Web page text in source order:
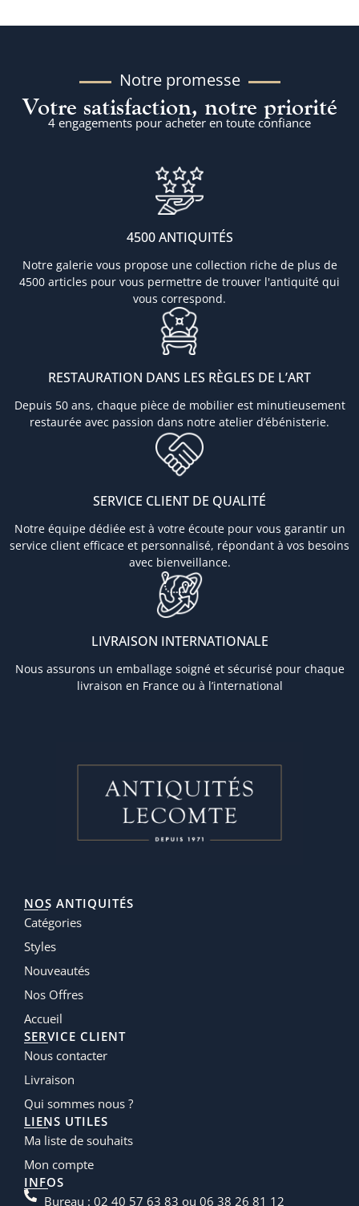
Notre promesse
Votre satisfaction, notre priorité
4 engagements pour acheter en toute confiance
4500 ANTIQUITÉS
Notre galerie vous propose une collection riche de plus de
4500 articles pour vous permettre de trouver l'antiquité qui
vous correspond.
RESTAURATION DANS LES RÈGLES DE L’ART
Depuis 50 ans, chaque pièce de mobilier est minutieusement
restaurée avec passion dans notre atelier d’ébénisterie.
SERVICE CLIENT DE QUALITÉ
Notre équipe dédiée est à votre écoute pour vous garantir un
service client efficace et personnalisé, répondant à vos besoins
avec bienveillance.
LIVRAISON INTERNATIONALE
Nous assurons un emballage soigné et sécurisé pour chaque
livraison en France ou à l’international
NOS ANTIQUITÉS
Catégories
Styles
Nouveautés
Nos Offres
Accueil
SERVICE CLIENT
Nous contacter
Livraison
Qui sommes nous ?
LIENS UTILES
Ma liste de souhaits
Mon compte
INFOS
Bureau : 02 40 57 63 83 ou 06 38 26 81 12